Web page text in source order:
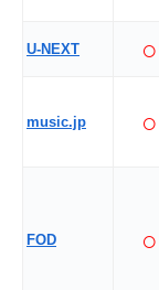
U-NEXT ○
music.jp ○
FOD ○